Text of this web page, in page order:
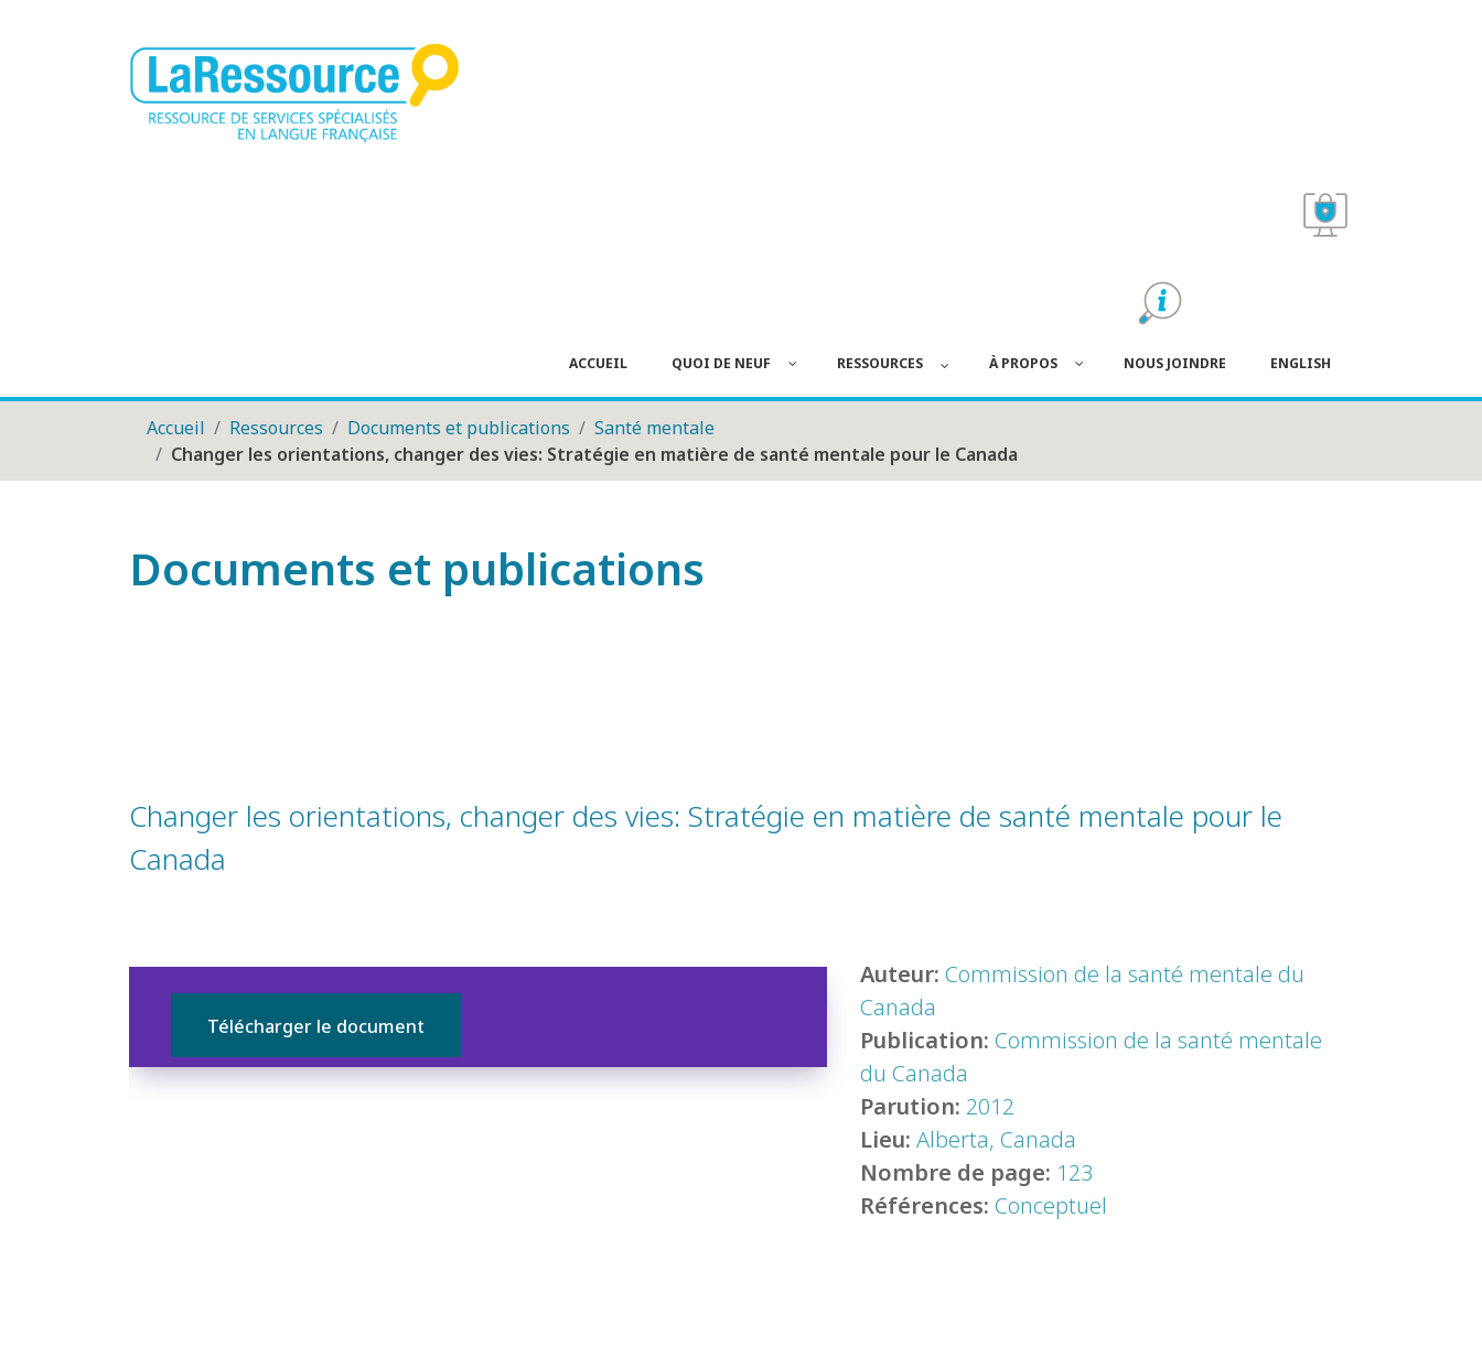
ACCUEIL QUOI DE NEUF RESSOURCES À PROPOS NOUS JOINDRE ENGLISH
Accueil Ressources Documents et publications
Santé mentale
Changer les orientations, changer des vies: Stratégie en matière de santé mentale pour le Canada
Documents et publications
Changer les orientations, changer des vies: Stratégie en matière de santé mentale pour le
Canada
Télécharger le document
Auteur: Commission de la santé mentale du
Canada
Publication: Commission de la santé mentale
du Canada
Parution: 2012
Lieu: Alberta, Canada
Nombre de page: 123
Références: Conceptuel